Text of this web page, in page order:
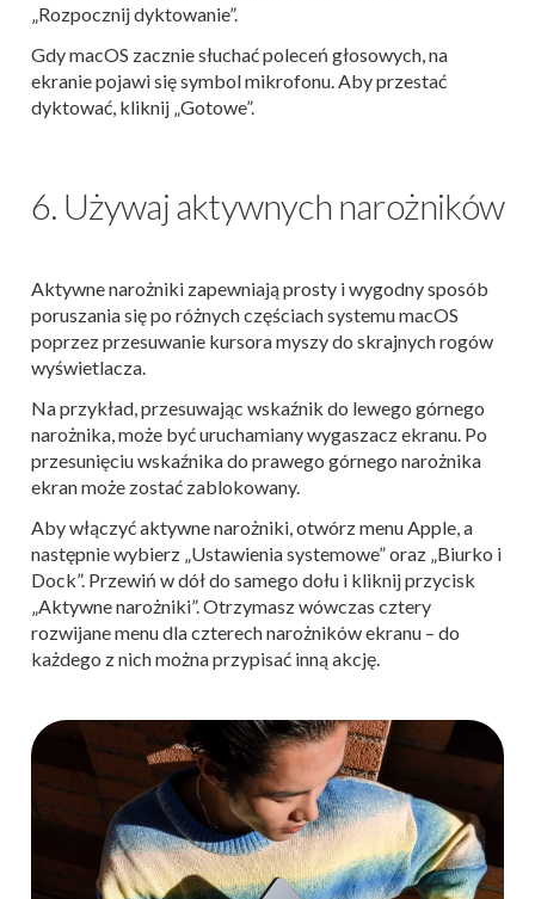
„Rozpocznij dyktowanie”.
Gdy macOS zacznie słuchać poleceń głosowych, na
ekranie pojawi się symbol mikrofonu. Aby przestać
dyktować, kliknij „Gotowe”.
6. Używaj aktywnych narożników
Aktywne narożniki zapewniają prosty i wygodny sposób
poruszania się po różnych częściach systemu macOS
poprzez przesuwanie kursora myszy do skrajnych rogów
wyświetlacza.
Na przykład, przesuwając wskaźnik do lewego górnego
narożnika, może być uruchamiany wygaszacz ekranu. Po
przesunięciu wskaźnika do prawego górnego narożnika
ekran może zostać zablokowany.
Aby włączyć aktywne narożniki, otwórz menu Apple, a
następnie wybierz „Ustawienia systemowe” oraz „Biurko i
Dock”. Przewiń w dół do samego dołu i kliknij przycisk
„Aktywne narożniki”. Otrzymasz wówczas cztery
rozwijane menu dla czterech narożników ekranu – do
każdego z nich można przypisać inną akcję.